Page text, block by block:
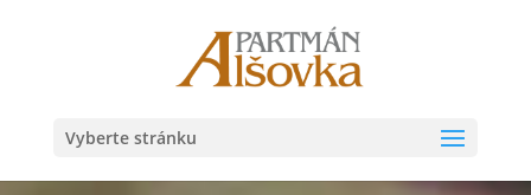
Vyberte stránku